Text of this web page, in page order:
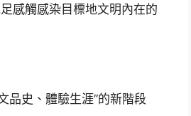
感觸感染目標地文明內在的
品史、體驗生涯”的新階段